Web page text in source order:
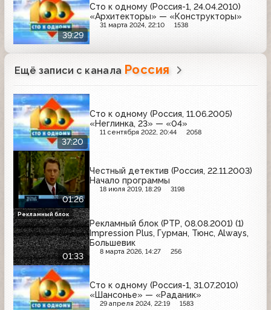
39:29
Сто к одному (Россия-1, 24.04.2010)
«Архитекторы» — «Конструкторы»
31 марта 2024, 22:10 1538
Ещё записи с канала Россия
37:20
Сто к одному (Россия, 11.06.2005)
«Неглинка, 23» — «04»
11 сентября 2022, 20:44 2058
01:26
Честный детектив (Россия, 22.11.2003)
Начало программы
18 июля 2019, 18:29 3198
01:33
Рекламный блок (РТР, 08.08.2001) (1)
Impression Plus, Гурман, Тюнс, Always,
Большевик
8 марта 2026, 14:27 256
Рекламный блок
Сто к одному (Россия-1, 31.07.2010)
«Шансонье» — «Раданик»
29 апреля 2024, 22:19 1583